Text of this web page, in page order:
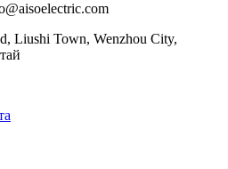
Liushi Town, Wenzhou City,